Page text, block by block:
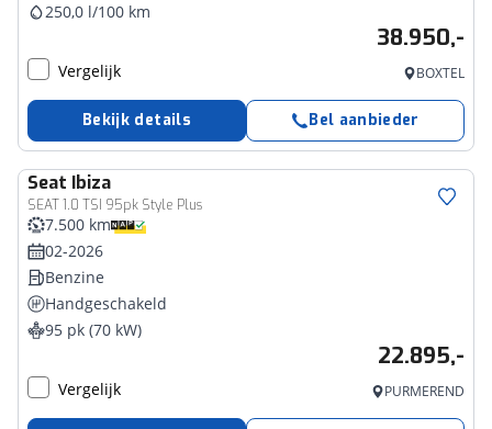
250,0 l/100 km
38.950,-
Vergelijk BOXTEL
Bekijk details Bel aanbieder
Seat Ibiza
SEAT 1.0 TSI 95pk Style Plus
7.500 km
02-2026
Benzine
Handgeschakeld
95 pk (70 kW)
22.895,-
Vergelijk PURMEREND